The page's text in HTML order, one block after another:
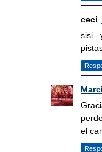
ceci
Marci
el